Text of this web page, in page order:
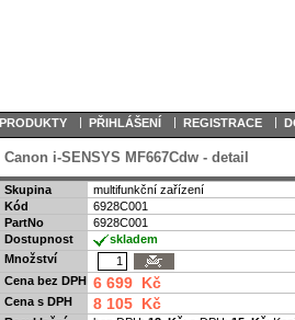
PRODUKTY PŘIHLÁŠENÍ REGISTRACE
Canon i-SENSYS MF667Cdw - detail
Skupina
multifunkční zařízení
Kód
6928C001
PartNo
6928C001
Dostupnost
skladem
Množství
Cena bez DPH 6 699 Kč
Cena s DPH 8 105 Kč